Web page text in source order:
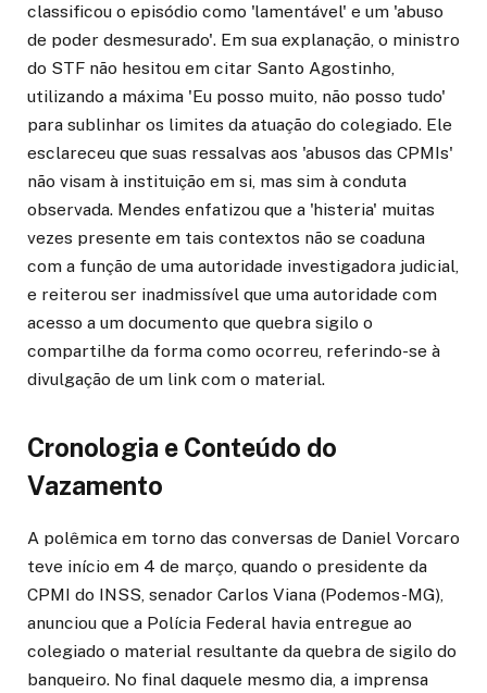
classificou o episódio como 'lamentável' e um 'abuso
de poder desmesurado'. Em sua explanação, o ministro
do STF não hesitou em citar Santo Agostinho,
utilizando a máxima 'Eu posso muito, não posso tudo'
para sublinhar os limites da atuação do colegiado. Ele
esclareceu que suas ressalvas aos 'abusos das CPMIs'
não visam à instituição em si, mas sim à conduta
observada. Mendes enfatizou que a 'histeria' muitas
vezes presente em tais contextos não se coaduna
com a função de uma autoridade investigadora judicial,
e reiterou ser inadmissível que uma autoridade com
acesso a um documento que quebra sigilo o
compartilhe da forma como ocorreu, referindo-se à
divulgação de um link com o material.
Cronologia e Conteúdo do
Vazamento
A polêmica em torno das conversas de Daniel Vorcaro
teve início em 4 de março, quando o presidente da
CPMI do INSS, senador Carlos Viana (Podemos-MG),
anunciou que a Polícia Federal havia entregue ao
colegiado o material resultante da quebra de sigilo do
banqueiro. No final daquele mesmo dia, a imprensa